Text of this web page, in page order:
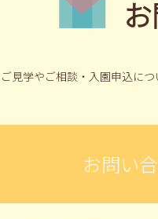
ご見学やご相談・入園申込につ
お問い